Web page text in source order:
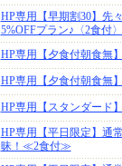
HP専用【早期割30】先
5%OFFプラン♪〈2食付〉
HP専用【夕食付朝食無
HP専用【夕食付朝食無
HP専用【スタンダード
HP専用【平日限定】通
昧！≪2食付≫